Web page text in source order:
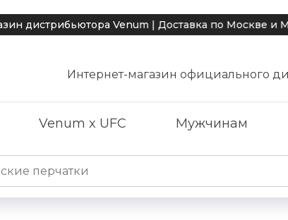
Venum | Доставка по Москве и МО
Интернет-магазин официального
Venum x UFC Мужчинам